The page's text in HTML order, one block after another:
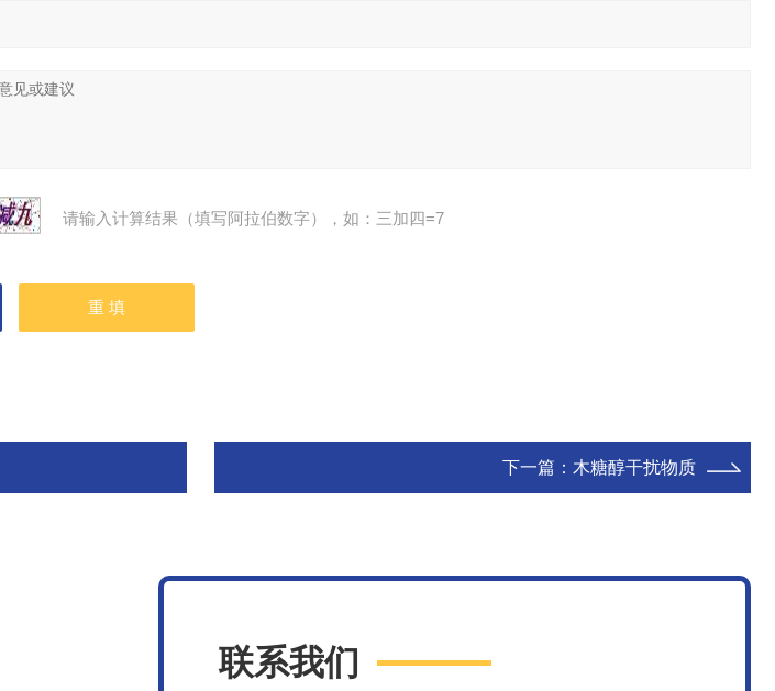
请输入计算结果（填写阿拉伯数字），如：三加四=7
下一篇： 木糖醇干扰物质
联系我们